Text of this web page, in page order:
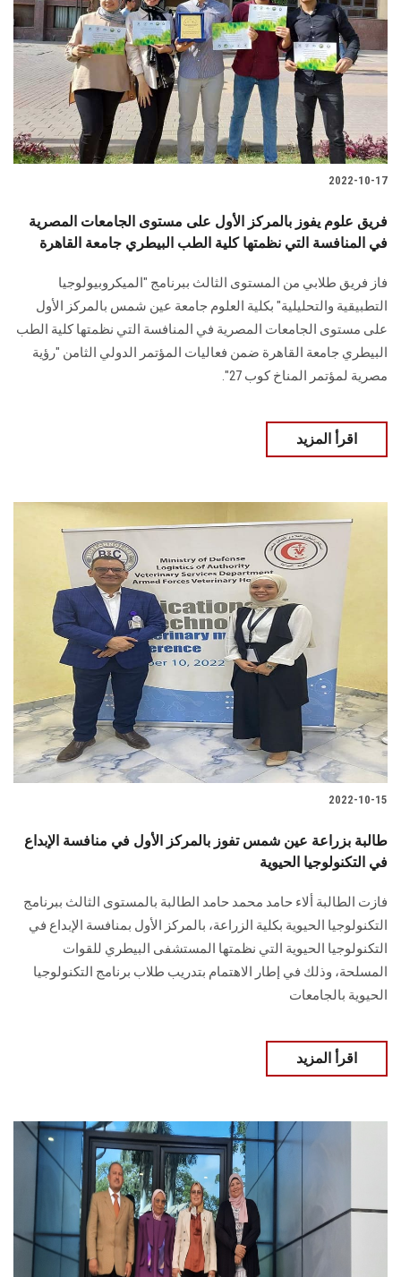
2022-10-17
فريق علوم يفوز بالمركز الأول على مستوى الجامعات المصرية
في المنافسة التي نظمتها كلية الطب البيطري جامعة القاهرة
فاز فريق طلابي من المستوى الثالث ببرنامج "الميكروبيولوجيا
التطبيقية والتحليلية" بكلية العلوم جامعة عين شمس بالمركز الأول
على مستوى الجامعات المصرية في المنافسة التي نظمتها كلية الطب
البيطري جامعة القاهرة ضمن فعاليات المؤتمر الدولي الثامن "رؤية
مصرية لمؤتمر المناخ كوب 27".
اقرأ المزيد
2022-10-15
طالبة بزراعة عين شمس تفوز بالمركز الأول في منافسة الإبداع
في التكنولوجيا الحيوية
فازت الطالبة ألاء حامد محمد حامد الطالبة بالمستوى الثالث ببرنامج
التكنولوجيا الحيوية بكلية الزراعة، بالمركز الأول بمنافسة الإبداع في
التكنولوجيا الحيوية التي نظمتها المستشفى البيطري للقوات
المسلحة، وذلك في إطار الاهتمام بتدريب طلاب برنامج التكنولوجيا
الحيوية بالجامعات
اقرأ المزيد